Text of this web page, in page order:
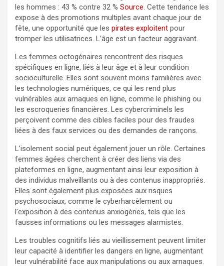
les hommes : 43 % contre 32 % Source. Cette tendance les
expose à des promotions multiples avant chaque jour de
fête, une opportunité que les pirates exploitent pour
tromper les utilisatrices. L’âge est un facteur aggravant.
Les femmes octogénaires rencontrent des risques
spécifiques en ligne, liés à leur âge et à leur condition
socioculturelle. Elles sont souvent moins familières avec
les technologies numériques, ce qui les rend plus
vulnérables aux arnaques en ligne, comme le phishing ou
les escroqueries financières. Les cybercriminels les
perçoivent comme des cibles faciles pour des fraudes
liées à des faux services ou des demandes de rançons.
L’isolement social peut également jouer un rôle. Certaines
femmes âgées cherchent à créer des liens via des
plateformes en ligne, augmentant ainsi leur exposition à
des individus malveillants ou à des contenus inappropriés.
Elles sont également plus exposées aux risques
psychosociaux, comme le cyberharcèlement ou
l’exposition à des contenus anxiogènes, tels que les
fausses informations ou les messages alarmistes.
Les troubles cognitifs liés au vieillissement peuvent limiter
leur capacité à identifier les dangers en ligne, augmentant
leur vulnérabilité face aux manipulations ou aux arnaques.